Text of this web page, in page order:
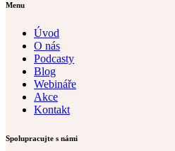
Menu
Úvod
O nás
Podcasty
Blog
Webináře
Akce
Kontakt
Spolupracujte s námi